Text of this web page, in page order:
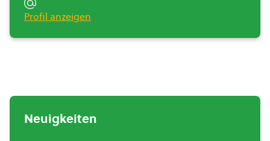
Profil anzeigen
Neuigkeiten